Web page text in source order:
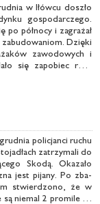
w Iłów­cu do­szło
go­spo­dar­cze­go.
po pół­no­cy i za­gra­żał
Dzię­ki
za­wo­do­wych i
się za­po­biec roz­
po­li­cjan­ci ru­chu
za­trzy­ma­li do
Sko­dą. Oka­za­ło
jest pi­ja­ny. Po zba­
stwier­dzo­no, że w
nie­mal 2 pro­mi­le al­